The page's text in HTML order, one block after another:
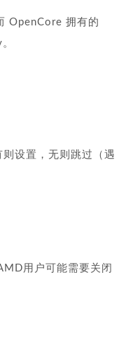
OpenCore 拥有的
设置，无则跳过（遇
用户可能需要关闭